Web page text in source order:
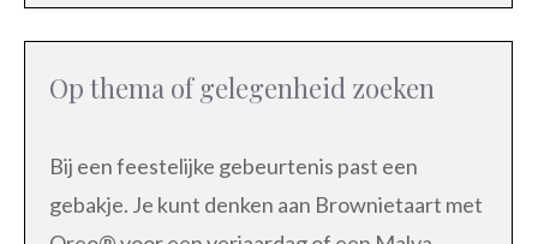
Op thema of gelegenheid zoeken
Bij een feestelijke gebeurtenis past een
gebakje. Je kunt denken aan Brownietaart met